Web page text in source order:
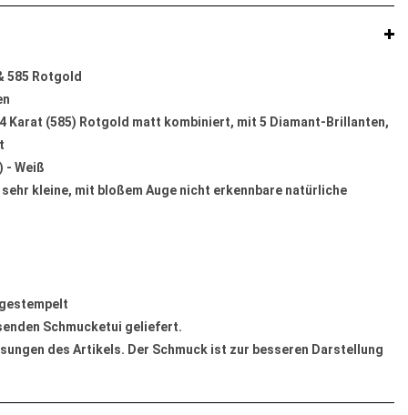
585 Rotgold
Karat (585) Rotgold matt kombiniert, mit 5 Diamant-Brillanten,
- Weiß
kleine, mit bloßem Auge nicht erkennbare natürliche
Schmucketui geliefert.
des Artikels. Der Schmuck ist zur besseren Darstellung